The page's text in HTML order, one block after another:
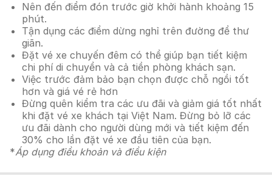
Nên đến điểm đón trước giờ khởi hành khoảng 15
phút.
Tận dụng các điểm dừng nghỉ trên đường để thư
giãn.
Đặt vé xe chuyến đêm có thể giúp bạn tiết kiệm
chi phí di chuyển và cả tiền phòng khách sạn.
Việc trước đảm bảo bạn chọn được chỗ ngồi tốt
hơn và giá vé rẻ hơn
Đừng quên kiểm tra các ưu đãi và giảm giá tốt nhất
khi đặt vé xe khách tại Việt Nam. Đừng bỏ lỡ các
ưu đãi dành cho người dùng mới và tiết kiệm đến
30% cho lần đặt vé xe đầu tiên của bạn.
*Áp dụng điều khoản và điều kiện